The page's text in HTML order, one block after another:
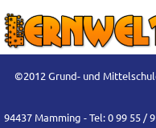
©2012 Grund- und
94437 Mamming - Tel: 0 99 55 /